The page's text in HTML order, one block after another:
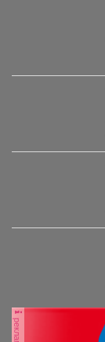
реклама